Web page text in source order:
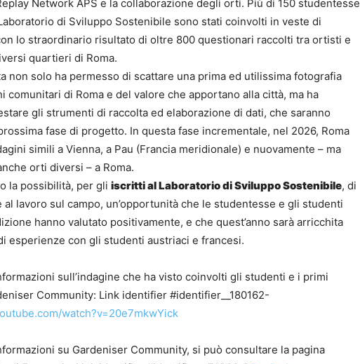
Network APS e la collaborazione degli orti. Più di 150 studentesse
di Sviluppo Sostenibile sono stati coinvolti in veste di
lo straordinario risultato di oltre 800 questionari raccolti tra ortisti e
quartieri di Roma.
non solo ha permesso di scattare una prima ed utilissima fotografia
comunitari di Roma e del valore che apportano alla città, ma ha
gli strumenti di raccolta ed elaborazione di dati, che saranno
fase di progetto. In questa fase incrementale, nel 2026, Roma
simili a Vienna, a Pau (Francia meridionale) e nuovamente – ma
orti diversi – a Roma.
la possibilità, per gli iscritti al Laboratorio di Sviluppo Sostenibile, di
lavoro sul campo, un’opportunità che le studentesse e gli studenti
hanno valutato positivamente, e che quest’anno sarà arricchita
esperienze con gli studenti austriaci e francesi.
sull’indagine che ha visto coinvolti gli studenti e i primi
Community: Link identifier #identifier__180162-
watch?v=20e7mkwYick
su Gardeniser Community, si può consultare la pagina